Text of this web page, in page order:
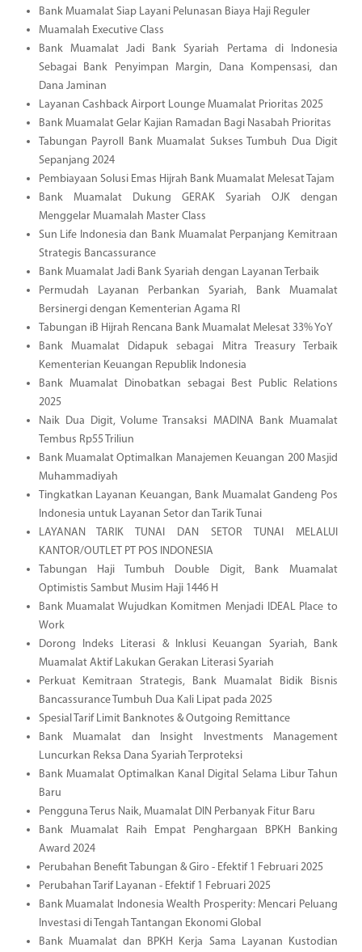
Bank Muamalat Siap Layani Pelunasan Biaya Haji Reguler
Muamalah Executive Class
Bank Muamalat Jadi Bank Syariah Pertama di Indonesia
Sebagai Bank Penyimpan Margin, Dana Kompensasi, dan
Dana Jaminan
Layanan Cashback Airport Lounge Muamalat Prioritas 2025
Bank Muamalat Gelar Kajian Ramadan Bagi Nasabah Prioritas
Tabungan Payroll Bank Muamalat Sukses Tumbuh Dua Digit
Sepanjang 2024
Pembiayaan Solusi Emas Hijrah Bank Muamalat Melesat Tajam
Bank Muamalat Dukung GERAK Syariah OJK dengan
Menggelar Muamalah Master Class
Sun Life Indonesia dan Bank Muamalat Perpanjang Kemitraan
Strategis Bancassurance
Bank Muamalat Jadi Bank Syariah dengan Layanan Terbaik
Permudah Layanan Perbankan Syariah, Bank Muamalat
Bersinergi dengan Kementerian Agama RI
Tabungan iB Hijrah Rencana Bank Muamalat Melesat 33% YoY
Bank Muamalat Didapuk sebagai Mitra Treasury Terbaik
Kementerian Keuangan Republik Indonesia
Bank Muamalat Dinobatkan sebagai Best Public Relations
2025
Naik Dua Digit, Volume Transaksi MADINA Bank Muamalat
Tembus Rp55 Triliun
Bank Muamalat Optimalkan Manajemen Keuangan 200 Masjid
Muhammadiyah
Tingkatkan Layanan Keuangan, Bank Muamalat Gandeng Pos
Indonesia untuk Layanan Setor dan Tarik Tunai
LAYANAN TARIK TUNAI DAN SETOR TUNAI MELALUI
KANTOR/OUTLET PT POS INDONESIA
Tabungan Haji Tumbuh Double Digit, Bank Muamalat
Optimistis Sambut Musim Haji 1446 H
Bank Muamalat Wujudkan Komitmen Menjadi IDEAL Place to
Work
Dorong Indeks Literasi & Inklusi Keuangan Syariah, Bank
Muamalat Aktif Lakukan Gerakan Literasi Syariah
Perkuat Kemitraan Strategis, Bank Muamalat Bidik Bisnis
Bancassurance Tumbuh Dua Kali Lipat pada 2025
Spesial Tarif Limit Banknotes & Outgoing Remittance
Bank Muamalat dan Insight Investments Management
Luncurkan Reksa Dana Syariah Terproteksi
Bank Muamalat Optimalkan Kanal Digital Selama Libur Tahun
Baru
Pengguna Terus Naik, Muamalat DIN Perbanyak Fitur Baru
Bank Muamalat Raih Empat Penghargaan BPKH Banking
Award 2024
Perubahan Benefit Tabungan & Giro - Efektif 1 Februari 2025
Perubahan Tarif Layanan - Efektif 1 Februari 2025
Bank Muamalat Indonesia Wealth Prosperity: Mencari Peluang
Investasi di Tengah Tantangan Ekonomi Global
Bank Muamalat dan BPKH Kerja Sama Layanan Kustodian